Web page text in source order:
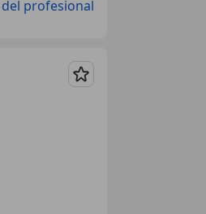
profesional
Guardar